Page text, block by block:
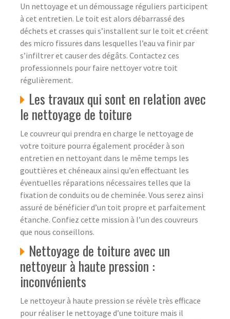
Un nettoyage et un démoussage réguliers participent
à cet entretien. Le toit est alors débarrassé des
déchets et crasses qui s’installent sur le toit et créent
des micro fissures dans lesquelles l’eau va finir par
s’infiltrer et causer des dégâts. Contactez ces
professionnels pour faire nettoyer votre toit
régulièrement.
Les travaux qui sont en relation avec
le nettoyage de toiture
Le couvreur qui prendra en charge le nettoyage de
votre toiture pourra également procéder à son
entretien en nettoyant dans le même temps les
gouttières et chéneaux ainsi qu’en effectuant les
éventuelles réparations nécessaires telles que la
fixation de conduits ou de cheminée. Vous serez ainsi
assuré de bénéficier d’un toit propre et parfaitement
étanche. Confiez cette mission à l’un des couvreurs
que nous conseillons.
Nettoyage de toiture avec un
nettoyeur à haute pression :
inconvénients
Le nettoyeur à haute pression se révèle très efficace
pour réaliser le nettoyage d’une toiture mais il